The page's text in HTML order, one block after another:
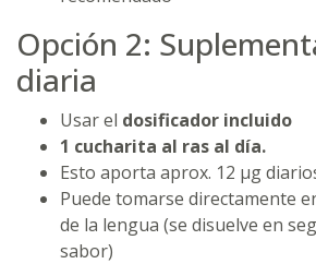
Opción 2:
diaria
Usar el dosificador incluido
1 cucharita al ras al día.
Esto aporta aprox. 12 µg
Puede tomarse directamente
de la lengua (se disuelve en
sabor)